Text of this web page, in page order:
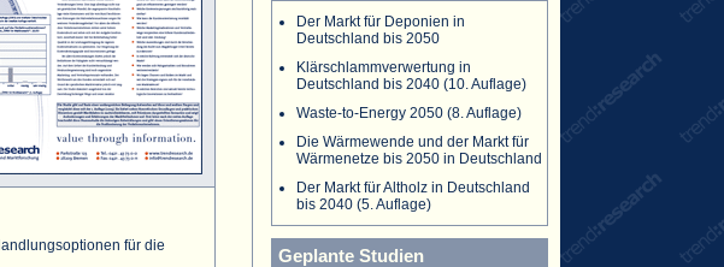
für die
Der Markt für Deponien in
Deutschland bis 2050
Klärschlammverwertung in
Deutschland bis 2040 (10. Auflage)
Waste-to-Energy 2050 (8. Auflage)
Die Wärmewende und der Markt für
Wärmenetze bis 2050 in Deutschland
Der Markt für Altholz in Deutschland
bis 2040 (5. Auflage)
Geplante Studien